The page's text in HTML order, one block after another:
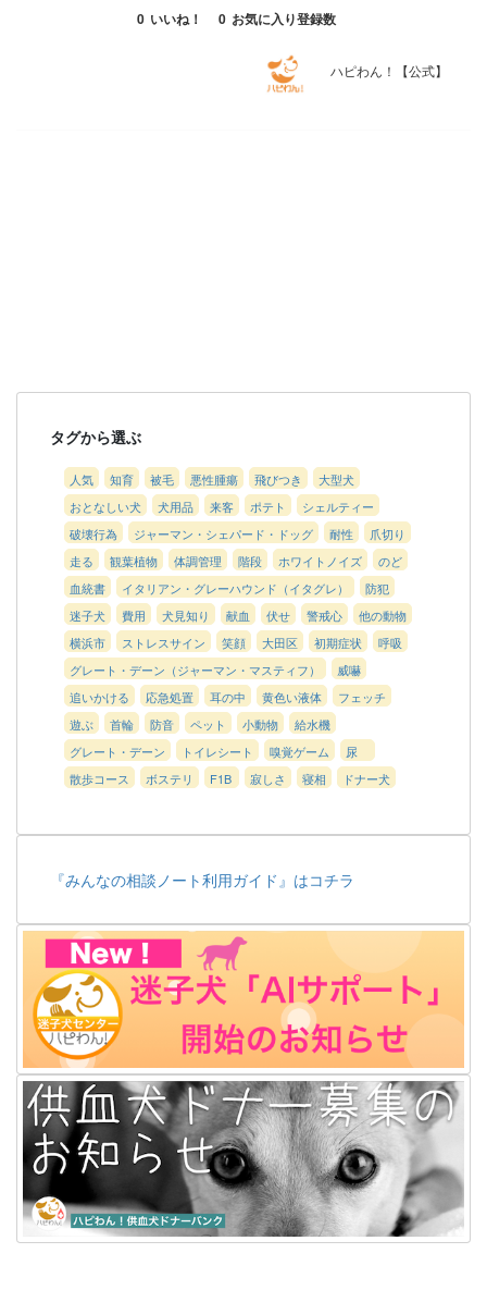
0 いいね！ 0 お気に入り登録数
ハピわん！【公式】
タグから選ぶ
人気 知育 被毛 悪性腫瘍 飛びつき
大型犬
おとなしい犬
犬用品 来客 ポテト
シェルティー
破壊行為
ジャーマン・シェパード・ドッグ 耐性
爪切り
走る
観葉植物 体調管理 階段 ホワイトノイズ
のど
血統書
イタリアン・グレーハウンド（イタグレ）
防犯
迷子犬
費用 犬見知り 献血 伏せ 警戒心
他の動物
横浜市
ストレスサイン 笑顔 大田区 初期症状
呼吸
グレート・デーン（ジャーマン・マスティフ）
威嚇
追いかける
応急処置 耳の中 黄色い液体
フェッチ
遊ぶ
首輪 防音 ペット 小動物
給水機
グレート・デーン
トイレシート 嗅覚ゲーム
尿
散歩コース
ボステリ F1B 寂しさ 寝相 ドナー犬
『みんなの相談ノート利用ガイド』はコチラ